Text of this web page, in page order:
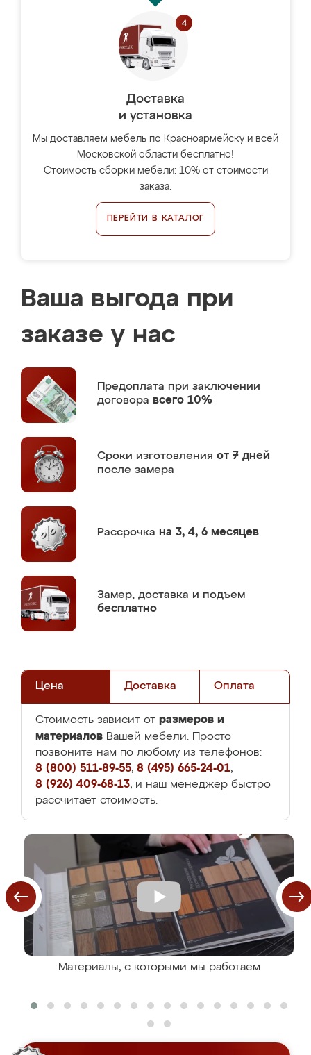
Доставка
и установка
Мы доставляем мебель по Красноармейску и всей
Московской области бесплатно!
Стоимость сборки мебели: 10% от стоимости
заказа.
ПЕРЕЙТИ В КАТАЛОГ
Ваша выгода при
заказе у нас
Предоплата при заключении
договора всего 10%
Сроки изготовления от 7 дней
после замера
Рассрочка на 3, 4, 6 месяцев
Замер, доставка и подъем
бесплатно
Цена Доставка Оплата
Стоимость зависит от размеров и
материалов Вашей мебели. Просто
позвоните нам по любому из телефонов:
8 (800) 511-89-55, 8 (495) 665-24-01,
8 (926) 409-68-13, и наш менеджер быстро
рассчитает стоимость.
Материалы, с которыми мы работаем